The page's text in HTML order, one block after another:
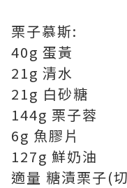
栗子慕斯:
40g 蛋黃
21g 清水
21g 白砂糖
144g 栗子蓉
6g 魚膠片
127g 鮮奶油
適量 糖漬栗子(